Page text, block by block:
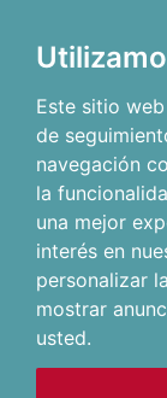
Este sitio
de
navegación
la
una mejor
interés en
personalizar
mostrar
usted.